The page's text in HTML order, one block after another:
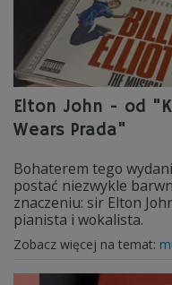
Elton John - od
Wears Prada"
Bohaterem tego
postać niezwykle
znaczeniu: sir Elton
pianista i wokalista.
Zobacz więcej na temat: